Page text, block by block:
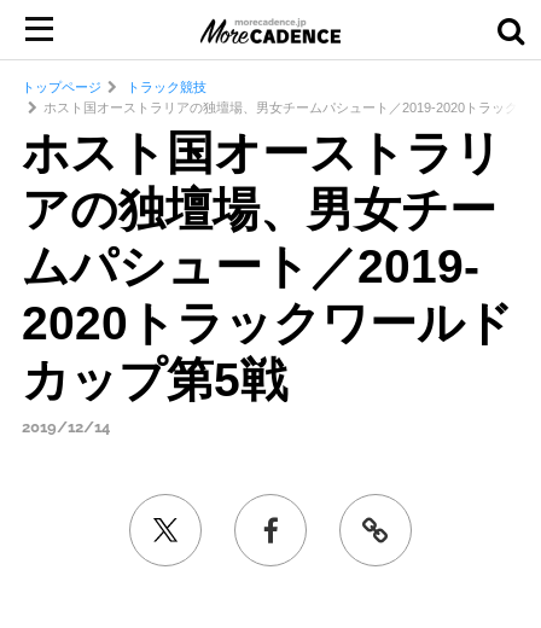
トップページ
トラック競技
ホスト国オーストラリアの独壇場、男女チームパシュート／2019-2020トラックワ
ホスト国オーストラリ
アの独壇場、男女チー
ムパシュート／2019-
2020トラックワールド
カップ第5戦
2019/12/14